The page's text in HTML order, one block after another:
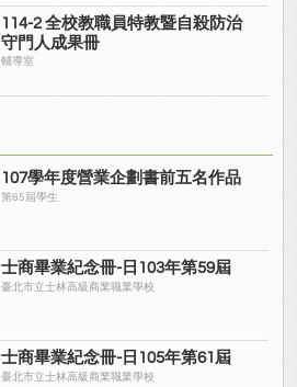
114-2 全校教職員特教暨自殺防治
守門人成果冊
輔導室
107學年度營業企劃書前五名作品
第65屆學生
士商畢業紀念冊-日103年第59屆
臺北市立士林高級商業職業學校
士商畢業紀念冊-日105年第61屆
臺北市立士林高級商業職業學校